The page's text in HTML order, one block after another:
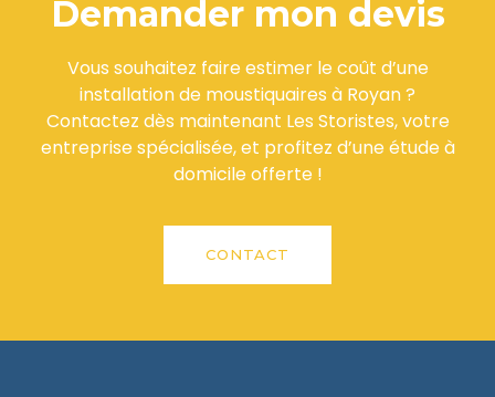
Demander mon devis
Vous souhaitez faire estimer le coût d’une
installation de moustiquaires à Royan ?
Contactez dès maintenant Les Storistes, votre
entreprise spécialisée, et profitez d’une étude à
domicile offerte !
CONTACT